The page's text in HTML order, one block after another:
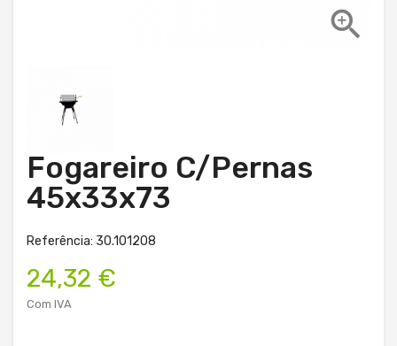

Fogareiro C/Pernas
45x33x73
Referência: 30.101208
24,32 €
Com IVA